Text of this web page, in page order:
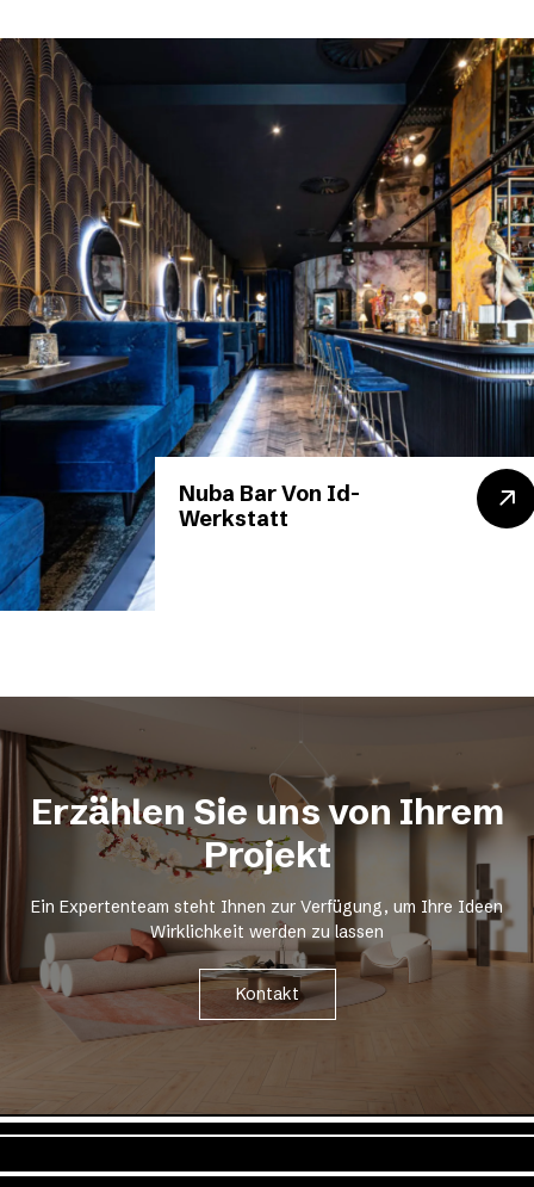
Nuba Bar Von Id-
Werkstatt
Erzählen Sie uns von Ihrem
Projekt
Ein Expertenteam steht Ihnen zur Verfügung, um Ihre Ideen
Wirklichkeit werden zu lassen
Kontakt